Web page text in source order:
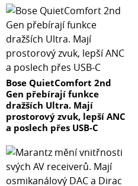
Bose QuietComfort 2nd
Gen přebírají funkce
dražších Ultra. Mají
prostorový zvuk, lepší ANC
a poslech přes USB-C